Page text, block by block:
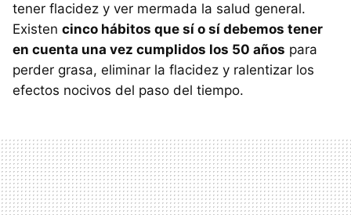
tener flacidez y ver mermada la salud general.
Existen cinco hábitos que sí o sí debemos tener
en cuenta una vez cumplidos los 50 años para
perder grasa, eliminar la flacidez y ralentizar los
efectos nocivos del paso del tiempo.